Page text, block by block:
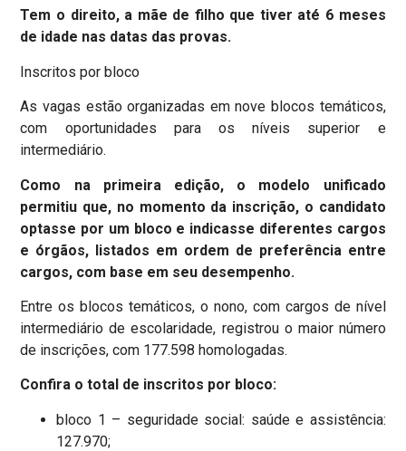
Tem o direito, a mãe de filho que tiver até 6 meses
de idade nas datas das provas.
Inscritos por bloco
As vagas estão organizadas em nove blocos temáticos,
com oportunidades para os níveis superior e
intermediário.
Como na primeira edição, o modelo unificado
permitiu que, no momento da inscrição, o candidato
optasse por um bloco e indicasse diferentes cargos
e órgãos, listados em ordem de preferência entre
cargos, com base em seu desempenho.
Entre os blocos temáticos, o nono, com cargos de nível
intermediário de escolaridade, registrou o maior número
de inscrições, com 177.598 homologadas.
Confira o total de inscritos por bloco:
bloco 1 – seguridade social: saúde e assistência:
127.970;